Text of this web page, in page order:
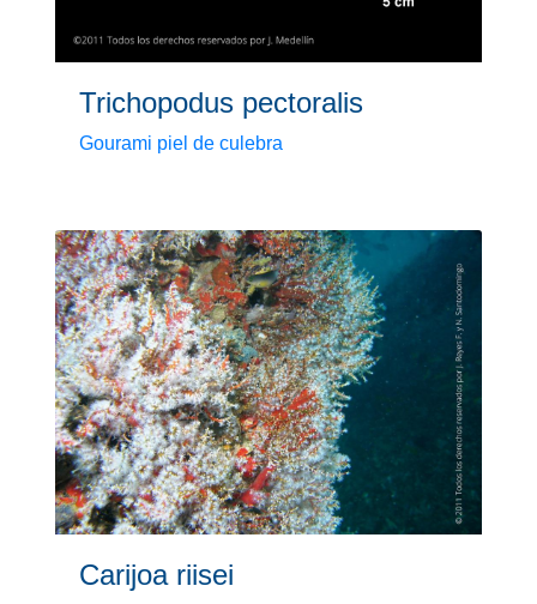
Trichopodus pectoralis
Gourami piel de culebra
Carijoa riisei